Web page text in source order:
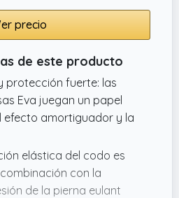
precio
de este producto
fuerte: las
Eva juegan un papel
efecto amortiguador y la
elástica del codo es
con la
de la pierna eulant